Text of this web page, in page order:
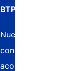
BTP
Nuestros
consultores
acompañan